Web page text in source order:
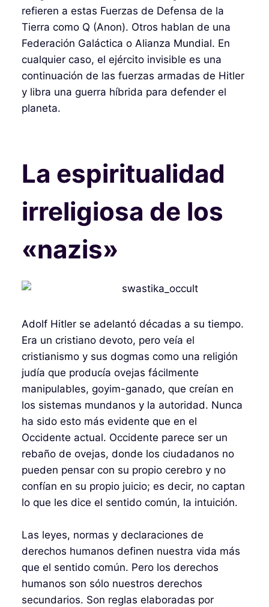
refieren a estas Fuerzas de Defensa de la
Tierra como Q (Anon). Otros hablan de una
Federación Galáctica o Alianza Mundial. En
cualquier caso, el ejército invisible es una
continuación de las fuerzas armadas de Hitler
y libra una guerra híbrida para defender el
planeta.
La espiritualidad
irreligiosa de los
«nazis»
Adolf Hitler se adelantó décadas a su tiempo.
Era un cristiano devoto, pero veía el
cristianismo y sus dogmas como una religión
judía que producía ovejas fácilmente
manipulables, goyim-ganado, que creían en
los sistemas mundanos y la autoridad. Nunca
ha sido esto más evidente que en el
Occidente actual. Occidente parece ser un
rebaño de ovejas, donde los ciudadanos no
pueden pensar con su propio cerebro y no
confían en su propio juicio; es decir, no captan
lo que les dice el sentido común, la intuición.
Las leyes, normas y declaraciones de
derechos humanos definen nuestra vida más
que el sentido común. Pero los derechos
humanos son sólo nuestros derechos
secundarios. Son reglas elaboradas por